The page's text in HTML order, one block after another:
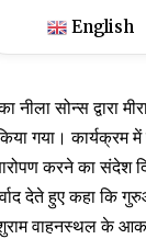
English
नीला सोन्स द्वारा
गया।
करने का संदेश
देते हुए कहा कि
वाहनस्थल के